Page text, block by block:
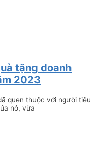
tặng doanh
2023
quen thuộc với người tiêu
nó, vừa